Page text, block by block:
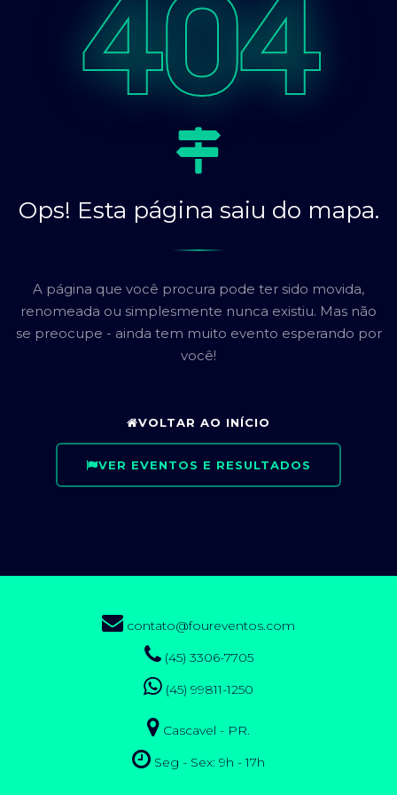
404
Ops! Esta página saiu do mapa.
A página que você procura pode ter sido movida,
renomeada ou simplesmente nunca existiu. Mas não
se preocupe - ainda tem muito evento esperando por
você!
VOLTAR AO INÍCIO
VER EVENTOS E RESULTADOS
contato@foureventos.com
(45) 3306-7705
(45) 99811-1250
Cascavel - PR.
Seg - Sex: 9h - 17h